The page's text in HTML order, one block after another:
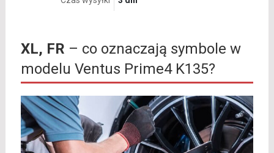
XL, FR – co oznaczają symbole w
modelu Ventus Prime4 K135?